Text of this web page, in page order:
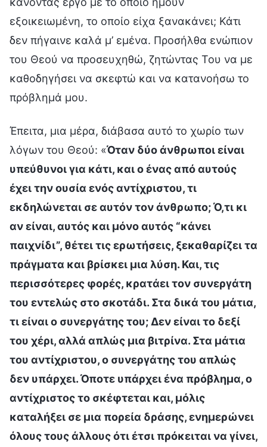
εξοικειωμένη, το οποίο είχα ξανακάνει; Κάτι
δεν πήγαινε καλά μ’ εμένα. Προσήλθα ενώπιον
του Θεού να προσευχηθώ, ζητώντας Του να με
καθοδηγήσει να σκεφτώ και να κατανοήσω το
πρόβλημά μου.
Έπειτα, μια μέρα, διάβασα αυτό το χωρίο των
λόγων του Θεού: «Όταν δύο άνθρωποι είναι
υπεύθυνοι για κάτι, και ο ένας από αυτούς
έχει την ουσία ενός αντίχριστου, τι
εκδηλώνεται σε αυτόν τον άνθρωπο; Ό,τι κι
αν είναι, αυτός και μόνο αυτός “κάνει
παιχνίδι”, θέτει τις ερωτήσεις, ξεκαθαρίζει τα
πράγματα και βρίσκει μια λύση. Και, τις
περισσότερες φορές, κρατάει τον συνεργάτη
του εντελώς στο σκοτάδι. Στα δικά του μάτια,
τι είναι ο συνεργάτης του; Δεν είναι το δεξί
του χέρι, αλλά απλώς μια βιτρίνα. Στα μάτια
του αντίχριστου, ο συνεργάτης του απλώς
δεν υπάρχει. Όποτε υπάρχει ένα πρόβλημα, ο
αντίχριστος το σκέφτεται και, μόλις
καταλήξει σε μια πορεία δράσης, ενημερώνει
όλους τους άλλους ότι έτσι πρόκειται να γίνει,